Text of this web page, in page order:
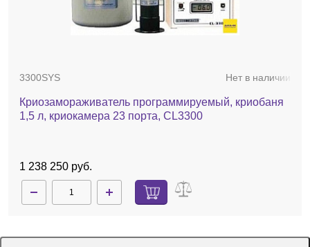
3300SYS Нет в наличии
Криозамораживатель программируемый, криобаня
1,5 л, криокамера 23 порта, CL3300
1 238 250 руб.